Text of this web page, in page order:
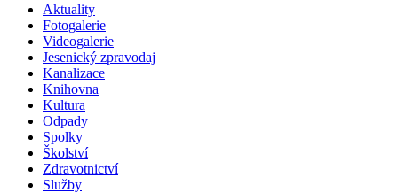
Aktuality
Fotogalerie
Videogalerie
Jesenický zpravodaj
Kanalizace
Knihovna
Kultura
Odpady
Spolky
Školství
Zdravotnictví
Služby